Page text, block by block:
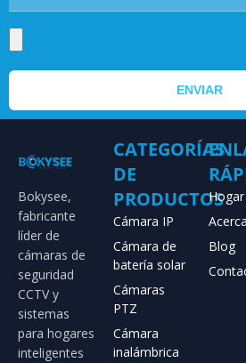
ENVIAR
Bokysee,
fabricante
líder de
cámaras de
seguridad
CCTV y
sistemas
para hogares
inteligentes
CATEGORÍAS
DE
PRODUCTOS
Cámara IP
Cámara de
batería solar
Cámaras
PTZ
Cámara
inalámbrica
Hogar
Blog